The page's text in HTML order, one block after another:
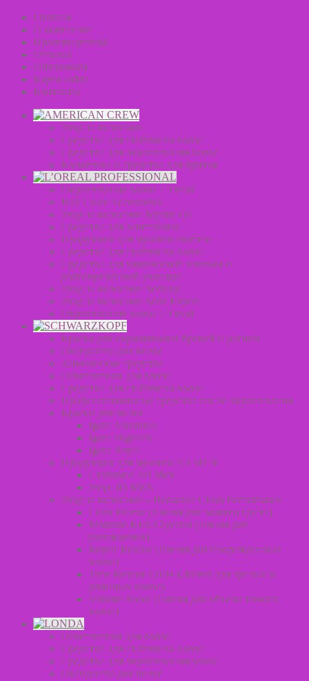
Главная
О компании
Производители
Отзывы
Оптовикам
Карта сайта
Контакты
Уход за волосами
Средства для стайлинга волос
Средства для окрашивания волос
Косметика и средства для бритья
Окрашивание волос L’Oreal
Hair Color Accessories
Уход за волосами Mythic Oil
Средства для осветления
Продукция для мужчин Homme
Средства для стайлинга волос
Средства для химической завивки и
долговременной укладки
Уход за волосами Serioxyl
Уход за волосами Serie Expert
Окрашивание волос L’Oreal
Краска для окрашивания бровей и ресниц
Оксиданты для волос
Химические средства
Осветлители для волос
Средства для стайлинга волос
Профессиональные средства после окрашивания
Краски для волос
Igora Absolutes
Igora Highlifts
Igora Royal
Продукция для мужчин 3D MEN
Стайлинг 3D Men
Уход 3D MEN
Уход за волосами – Bonacure Clean Performance
Color Freeze (Линия для защиты цвета)
Moisture Kick Glycerol (Линия для
увлажнения)
Repair Rescue (Линия для поврежденных
волос)
Time Restore Q10+ (Линия для зрелых и
длинных волос)
Volume Boost (Линия для объема тонких
волос)
Осветлители для волос
Средства для стайлинга волос
Средства для окрашивания волос
Оксиданты для волос